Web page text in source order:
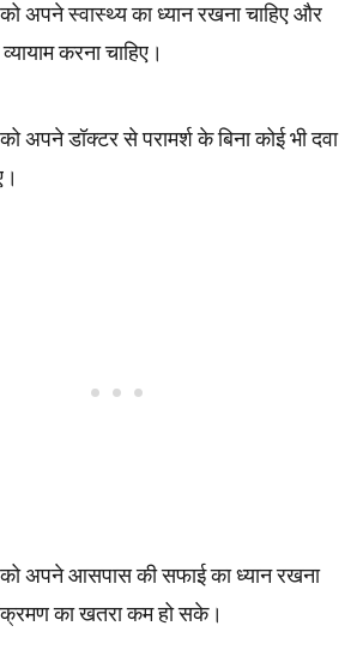
को अपने स्वास्थ्य का ध्यान रखना चाहिए और
करना चाहिए।
अपने डॉक्टर से परामर्श के बिना कोई भी दवा
को अपने आसपास की सफाई का ध्यान रखना
का खतरा कम हो सके।